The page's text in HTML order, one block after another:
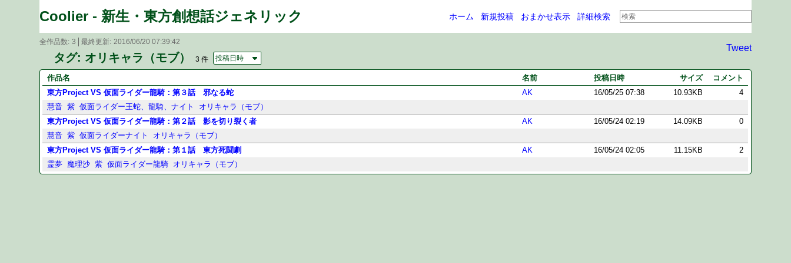
Coolier - 新生・東方創想話ジェネリック ホーム 新規投稿 おまかせ表示 詳細検索
タグ: オリキャラ（モブ） 3 件 投稿日時
全作品数 3 最終更新 2016/06/20 07:39:42
Tweet
作品名 名前 投稿日時 サイズ
コメント
東方Project VS 仮面ライダー龍騎：第３話 邪なる蛇
AK 16/05/25 07:38 10.93KB
4
慧音 紫 仮面ライダー王蛇、龍騎、ナイト
オリキャラ（モブ）
東方Project VS 仮面ライダー龍騎：第２話 影を切り裂く者
AK 16/05/24 02:19 14.09KB
0
慧音 紫 仮面ライダーナイト
オリキャラ（モブ）
東方Project VS 仮面ライダー龍騎：第１話 東方死闘劇
AK 16/05/24 02:05 11.15KB
2
霊夢 魔理沙 紫 仮面ライダー龍騎 オリキャラ（モブ）